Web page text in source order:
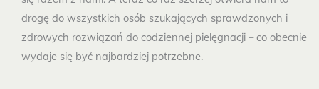
drogę do wszystkich osób szukających sprawdzonych i
zdrowych rozwiązań do codziennej pielęgnacji – co obecnie
wydaje się być najbardziej potrzebne.